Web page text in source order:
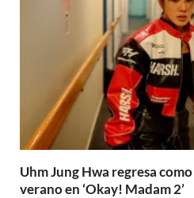
Uhm Jung Hwa regresa
verano en ‘Okay! Madam 2’